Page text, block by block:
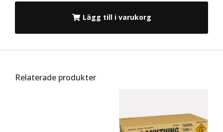
Lägg till i varukorg
Relaterade produkter